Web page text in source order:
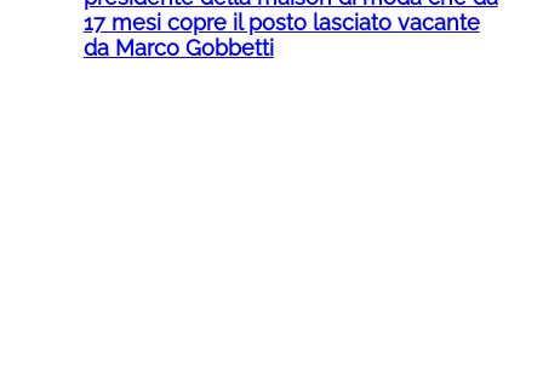
17 mesi copre il posto lasciato vacante
da Marco Gobbetti